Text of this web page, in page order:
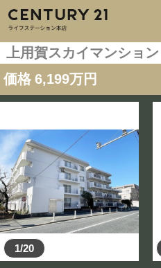
上用賀スカイマンション
価格 6,199万円
1/20